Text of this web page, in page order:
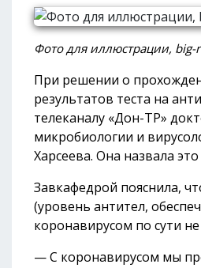
Фото для иллюстрации, big-
При решении о
результатов теста на
телеканалу «Дон-ТР»
микробиологии и
Харсеева. Она назвала
Завкафедрой пояснила,
(уровень антител,
коронавирусом по сути
— С коронавирусом мы